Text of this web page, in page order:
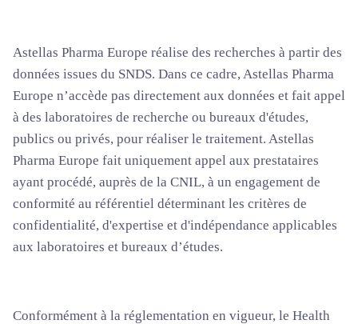
Astellas Pharma Europe réalise des recherches à partir des
données issues du SNDS. Dans ce cadre, Astellas Pharma
Europe n’accède pas directement aux données et fait appel
à des laboratoires de recherche ou bureaux d'études,
publics ou privés, pour réaliser le traitement. Astellas
Pharma Europe fait uniquement appel aux prestataires
ayant procédé, auprès de la CNIL, à un engagement de
conformité au référentiel déterminant les critères de
confidentialité, d'expertise et d'indépendance applicables
aux laboratoires et bureaux d’études.
Conformément à la réglementation en vigueur, le Health